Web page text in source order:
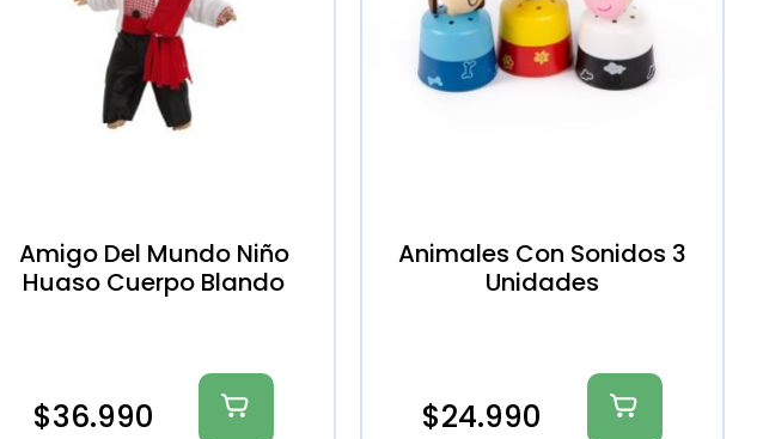
Amigo Del Mundo Niño
Huaso Cuerpo Blando
$36.990
Animales Con Sonidos 3
Unidades
$24.990